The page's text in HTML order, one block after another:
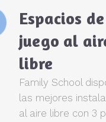
Espacios de
juego al
libre
Family School
las mejores
al aire libre con 3